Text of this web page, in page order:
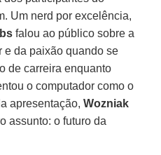
Um nerd por excelência,
falou ao público sobre a
e da paixão quando se
de carreira enquanto
o computador como o
apresentação,Wozniak
assunto: o futuro da